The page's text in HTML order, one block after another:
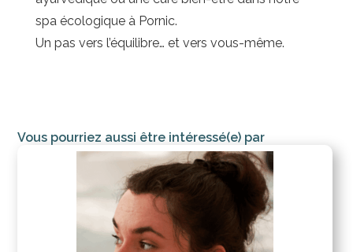
spa écologique à Pornic.
Un pas vers l’équilibre… et vers vous-même.
Vous pourriez aussi être intéressé(e) par